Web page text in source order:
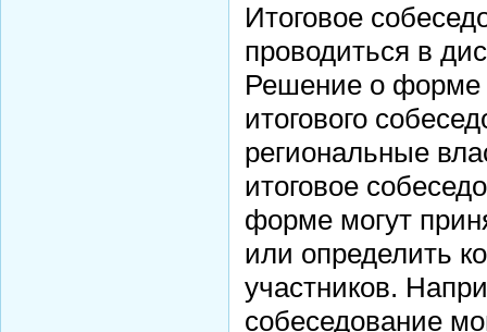
Итоговое
проводиться в
Решение о форме
итогового
региональные
итоговое
форме могут
или определить
участников.
собеседование